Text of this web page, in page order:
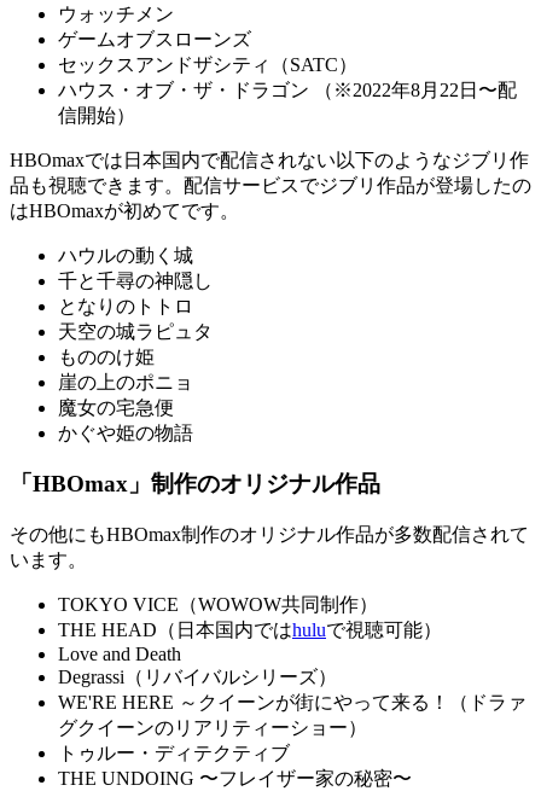
ウォッチメン
ゲームオブスローンズ
セックスアンドザシティ（SATC）
ハウス・オブ・ザ・ドラゴン （※2022年8月22日〜配
信開始）
HBOmaxでは日本国内で配信されない以下のようなジブリ作
品も視聴できます。配信サービスでジブリ作品が登場したの
はHBOmaxが初めてです。
ハウルの動く城
千と千尋の神隠し
となりのトトロ
天空の城ラピュタ
もののけ姫
崖の上のポニョ
魔女の宅急便
かぐや姫の物語
「HBOmax」制作のオリジナル作品
その他にもHBOmax制作のオリジナル作品が多数配信されて
います。
TOKYO VICE（WOWOW共同制作）
THE HEAD（日本国内ではhuluで視聴可能）
Love and Death
Degrassi（リバイバルシリーズ）
WE'RE HERE ～クイーンが街にやって来る！（ドラァ
グクイーンのリアリティーショー）
トゥルー・ディテクティブ
THE UNDOING 〜フレイザー家の秘密〜